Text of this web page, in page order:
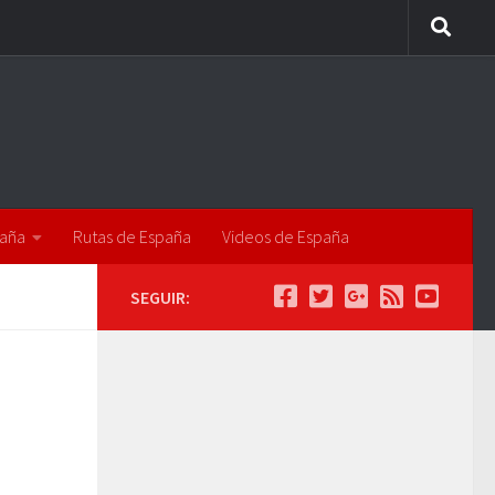
Rutas de España Videos de España
SEGUIR: